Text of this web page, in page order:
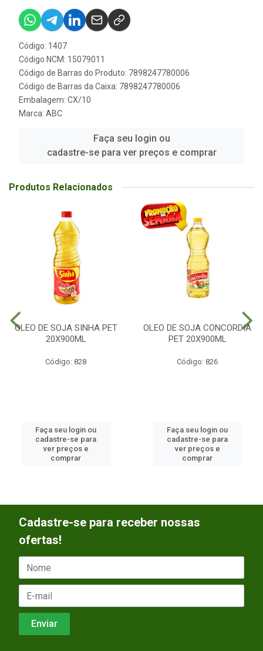
Código: 1407
Código NCM: 15079011
Código de Barras do Produto: 7898247780006
Código de Barras da Caixa: 7898247780006
Embalagem: CX/10
Marca: ABC
Faça seu login ou
cadastre-se para ver preços e comprar
Produtos Relacionados
OLEO DE SOJA SINHA PET
20X900ML
Código: 828
Faça seu login ou
cadastre-se para
ver preços e
comprar
OLEO DE SOJA CONCORDIA
PET 20X900ML
Código: 826
Faça seu login ou
cadastre-se para
ver preços e
comprar
Cadastre-se para receber nossas
ofertas!